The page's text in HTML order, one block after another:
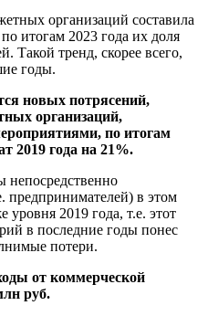
организаций составила
итогам 2023 года их доля
Такой тренд, скорее всего,
годы.
новых потрясений,
организаций,
по итогам
2019 года на 21%.
непосредственно
предпринимателей) в этом
уровня 2019 года, т.е. этот
в последние годы понес
потери.
от коммерческой
руб.